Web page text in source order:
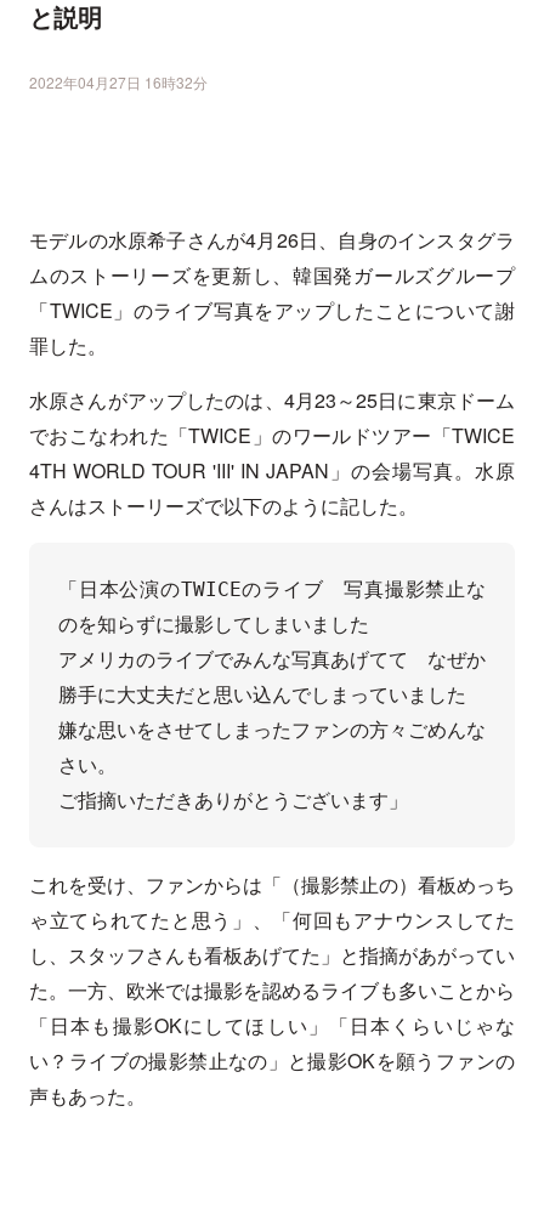
と説明
2022年04月27日 16時32分
モデルの水原希子さんが4月26日、自身のインスタグラ
ムのストーリーズを更新し、韓国発ガールズグループ
「TWICE」のライブ写真をアップしたことについて謝
罪した。
水原さんがアップしたのは、4月23～25日に東京ドーム
でおこなわれた「TWICE」のワールドツアー「TWICE
4TH WORLD TOUR 'III' IN JAPAN」の会場写真。水原
さんはストーリーズで以下のように記した。
「日本公演のTWICEのライブ　写真撮影禁止な
のを知らずに撮影してしまいました
アメリカのライブでみんな写真あげてて　なぜか
勝手に大丈夫だと思い込んでしまっていました
嫌な思いをさせてしまったファンの方々ごめんな
さい。
ご指摘いただきありがとうございます」
これを受け、ファンからは「（撮影禁止の）看板めっち
ゃ立てられてたと思う」、「何回もアナウンスしてた
し、スタッフさんも看板あげてた」と指摘があがってい
た。一方、欧米では撮影を認めるライブも多いことから
「日本も撮影OKにしてほしい」「日本くらいじゃな
い？ライブの撮影禁止なの」と撮影OKを願うファンの
声もあった。